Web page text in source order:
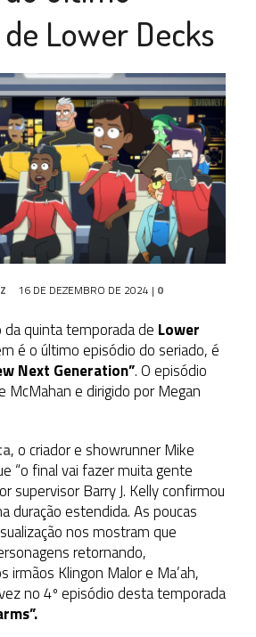
Lower Decks
16 DE DEZEMBRO DE 2024 | 0
quinta temporada de Lower
é o último episódio do seriado, é
Next Generation”. O episódio
McMahan e dirigido por Megan
, o criador e showrunner Mike
“o final vai fazer muita gente
supervisor Barry J. Kelly confirmou
duração estendida. As poucas
nos mostram que
retornando,
irmãos Klingon Malor e Ma’ah,
no 4º episódio desta temporada